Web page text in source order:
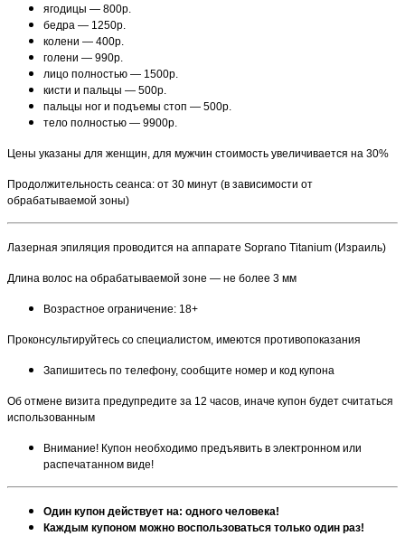
ягодицы — 800р.
бедра — 1250р.
колени — 400р.
голени — 990р.
лицо полностью — 1500р.
кисти и пальцы — 500р.
пальцы ног и подъемы стоп — 500р.
тело полностью — 9900р.
Цены указаны для женщин, для мужчин стоимость увеличивается на 30%
Продолжительность сеанса: от 30 минут (в зависимости от
обрабатываемой зоны)
Лазерная эпиляция проводится на аппарате Soprano Titanium (Израиль)
Длина волос на обрабатываемой зоне — не более 3 мм
Возрастное ограничение: 18+
Проконсультируйтесь со специалистом, имеются противопоказания
Запишитесь по телефону, сообщите номер и код купона
Об отмене визита предупредите за 12 часов, иначе купон будет считаться
использованным
Внимание! Купон необходимо предъявить в электронном или
распечатанном виде!
Один купон действует на: одного человека!
Каждым купоном можно воспользоваться только один раз!